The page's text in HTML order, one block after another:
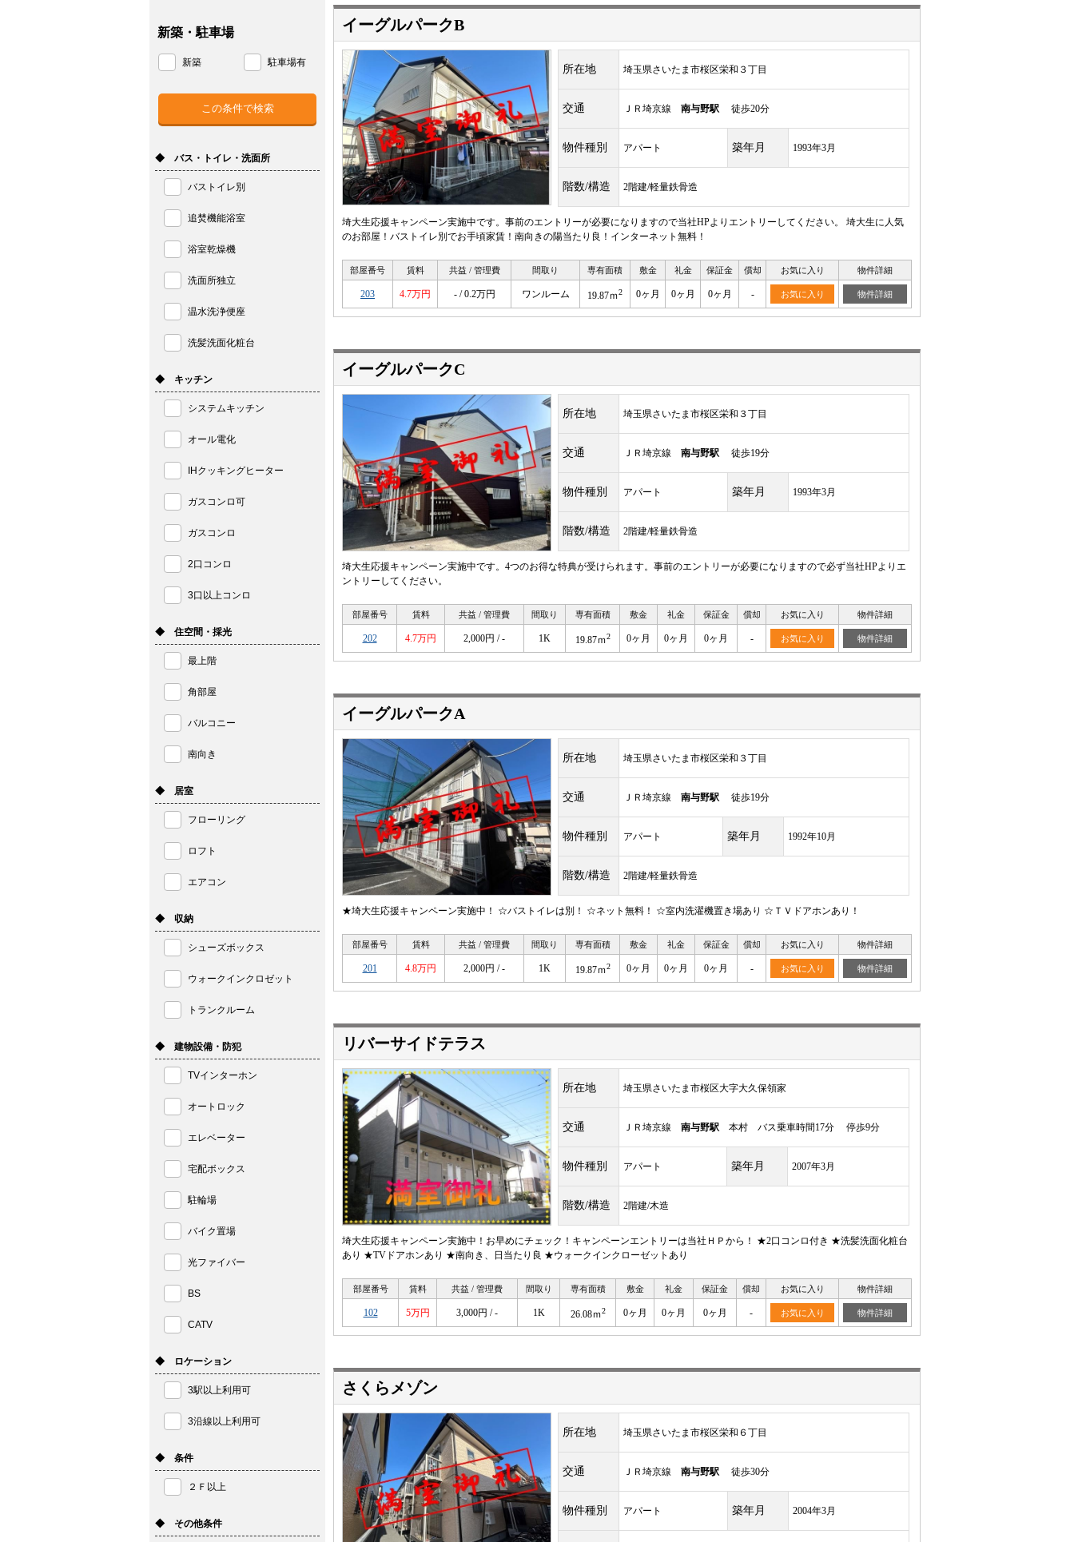
イーグルパークB
所在地 埼玉県さいたま市桜区栄和３丁目
交通 ＪＲ埼京線 南与野駅 徒歩20分
物件種別 アパート 築年月 1993年3月
階数/構造 2階建/軽量鉄骨造
埼大生応援キャンペーン実施中です。事前のエントリーが必要になりますので当社HPよりエントリーしてください。 埼大生に人気
のお部屋！バストイレ別でお手頃家賃！南向きの陽当たり良！インターネット無料！
部屋番号 賃料 共益 / 管理費 間取り 専有面積 敷金 礼金 保証金 償却 お気に入り 物件詳細
203 4.7万円 - / 0.2万円 ワンルーム 19.87ｍ2 0ヶ月 0ヶ月 0ヶ月 - お気に入り 物件詳細
イーグルパークC
所在地 埼玉県さいたま市桜区栄和３丁目
交通 ＪＲ埼京線 南与野駅 徒歩19分
物件種別 アパート 築年月 1993年3月
階数/構造 2階建/軽量鉄骨造
埼大生応援キャンペーン実施中です。4つのお得な特典が受けられます。事前のエントリーが必要になりますので必ず当社HPよりエ
ントリーしてください。
部屋番号 賃料 共益 / 管理費 間取り 専有面積 敷金 礼金 保証金 償却 お気に入り 物件詳細
202 4.7万円 2,000円 / - 1K 19.87ｍ2 0ヶ月 0ヶ月 0ヶ月 - お気に入り 物件詳細
イーグルパークA
所在地 埼玉県さいたま市桜区栄和３丁目
交通 ＪＲ埼京線 南与野駅 徒歩19分
物件種別 アパート 築年月 1992年10月
階数/構造 2階建/軽量鉄骨造
★埼大生応援キャンペーン実施中！ ☆バストイレは別！ ☆ネット無料！ ☆室内洗濯機置き場あり ☆ＴＶドアホンあり！
部屋番号 賃料 共益 / 管理費 間取り 専有面積 敷金 礼金 保証金 償却 お気に入り 物件詳細
201 4.8万円 2,000円 / - 1K 19.87ｍ2 0ヶ月 0ヶ月 0ヶ月 - お気に入り 物件詳細
リバーサイドテラス
所在地 埼玉県さいたま市桜区大字大久保領家
交通 ＪＲ埼京線 南与野駅 本村 バス乗車時間17分 停歩9分
物件種別 アパート 築年月 2007年3月
階数/構造 2階建/木造
埼大生応援キャンペーン実施中！お早めにチェック！キャンペーンエントリーは当社ＨＰから！ ★2口コンロ付き ★洗髪洗面化粧台
あり ★TVドアホンあり ★南向き、日当たり良 ★ウォークインクローゼットあり
部屋番号 賃料 共益 / 管理費 間取り 専有面積 敷金 礼金 保証金 償却 お気に入り 物件詳細
102 5万円 3,000円 / - 1K 26.08ｍ2 0ヶ月 0ヶ月 0ヶ月 - お気に入り 物件詳細
さくらメゾン
所在地 埼玉県さいたま市桜区栄和６丁目
交通 ＪＲ埼京線 南与野駅 徒歩30分
物件種別 アパート 築年月 2004年3月
新築・駐車場
新築 駐車場有
◆ バス・トイレ・洗面所
バストイレ別
追焚機能浴室
浴室乾燥機
洗面所独立
温水洗浄便座
洗髪洗面化粧台
◆ キッチン
システムキッチン
オール電化
IHクッキングヒーター
ガスコンロ可
ガスコンロ
2口コンロ
3口以上コンロ
◆ 住空間・採光
最上階
角部屋
バルコニー
南向き
◆ 居室
フローリング
ロフト
エアコン
◆ 収納
シューズボックス
ウォークインクロゼット
トランクルーム
◆ 建物設備・防犯
TVインターホン
オートロック
エレベーター
宅配ボックス
駐輪場
バイク置場
光ファイバー
BS
CATV
◆ ロケーション
3駅以上利用可
3沿線以上利用可
◆ 条件
２Ｆ以上
◆ その他条件